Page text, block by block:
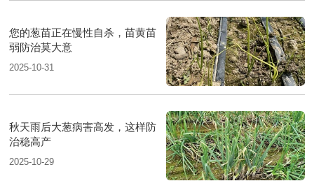
您的葱苗正在慢性自杀，苗黄苗
弱防治莫大意
2025-10-31
秋天雨后大葱病害高发，这样防
治稳高产
2025-10-29